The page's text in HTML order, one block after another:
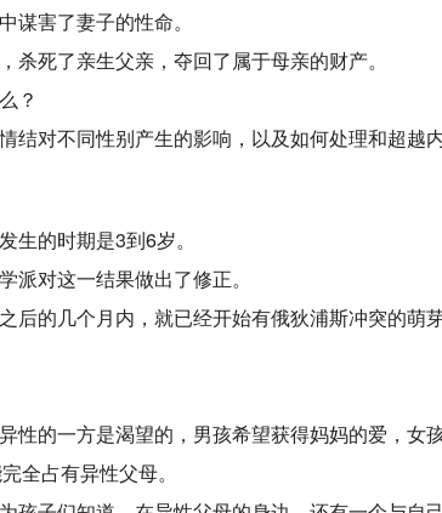
谋害了妻子的性命。
杀死了亲生父亲，夺回了属于母亲的财产。
？
结对不同性别产生的影响，以及如何处理和超越
生的时期是3到6岁。
派对这一结果做出了修正。
后的几个月内，就已经开始有俄狄浦斯冲突的萌
性的一方是渴望的，男孩希望获得妈妈的爱，女
全占有异性父母。